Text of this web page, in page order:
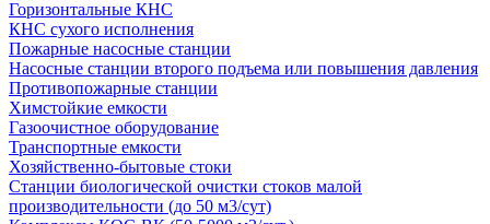
Горизонтальные КНС
КНС сухого исполнения
Пожарные насосные станции
Насосные cтанции второго подъема или повышения давления
Противопожарные станции
Химстойкие емкости
Газоочистное оборудование
Транспортные емкости
Хозяйственно-бытовые стоки
Станции биологической очистки стоков малой
производительности (до 50 м3/сут)